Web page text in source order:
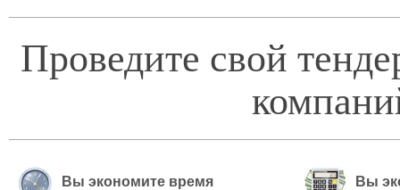
Проведите свой
Вы экономите время Вы